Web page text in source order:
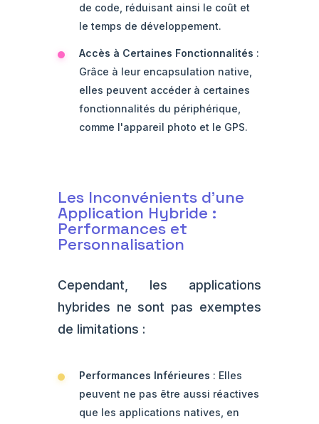
de code, réduisant ainsi le coût et
le temps de développement.
Accès à Certaines Fonctionnalités :
Grâce à leur encapsulation native,
elles peuvent accéder à certaines
fonctionnalités du périphérique,
comme l'appareil photo et le GPS.
Les Inconvénients d'une
Application Hybride :
Performances et
Personnalisation
Cependant, les applications
hybrides ne sont pas exemptes
de limitations :
Performances Inférieures : Elles
peuvent ne pas être aussi réactives
que les applications natives, en